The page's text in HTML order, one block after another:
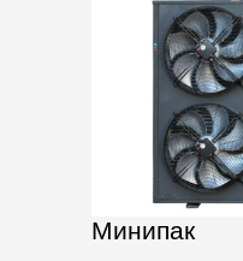
Минипак